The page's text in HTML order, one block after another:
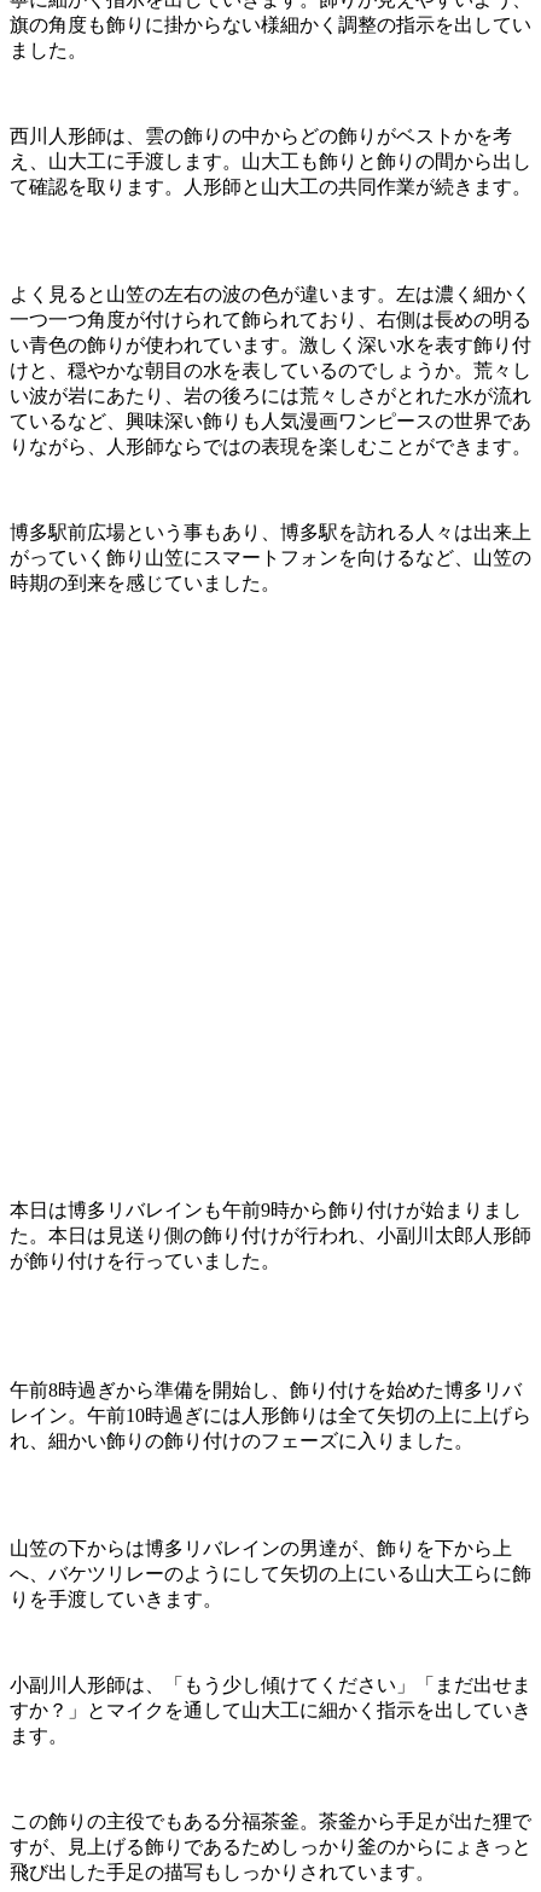
旗の角度も飾りに掛からない様細かく調整の指示を出してい
ました。
西川人形師は、雲の飾りの中からどの飾りがベストかを考
え、山大工に手渡します。山大工も飾りと飾りの間から出し
て確認を取ります。人形師と山大工の共同作業が続きます。
よく見ると山笠の左右の波の色が違います。左は濃く細かく
一つ一つ角度が付けられて飾られており、右側は長めの明る
い青色の飾りが使われています。激しく深い水を表す飾り付
けと、穏やかな朝目の水を表しているのでしょうか。荒々し
い波が岩にあたり、岩の後ろには荒々しさがとれた水が流れ
ているなど、興味深い飾りも人気漫画ワンピースの世界であ
りながら、人形師ならではの表現を楽しむことができます。
博多駅前広場という事もあり、博多駅を訪れる人々は出来上
がっていく飾り山笠にスマートフォンを向けるなど、山笠の
時期の到来を感じていました。
本日は博多リバレインも午前9時から飾り付けが始まりまし
た。本日は見送り側の飾り付けが行われ、小副川太郎人形師
が飾り付けを行っていました。
午前8時過ぎから準備を開始し、飾り付けを始めた博多リバ
レイン。午前10時過ぎには人形飾りは全て矢切の上に上げら
れ、細かい飾りの飾り付けのフェーズに入りました。
山笠の下からは博多リバレインの男達が、飾りを下から上
へ、バケツリレーのようにして矢切の上にいる山大工らに飾
りを手渡していきます。
小副川人形師は、「もう少し傾けてください」「まだ出せま
すか？」とマイクを通して山大工に細かく指示を出していき
ます。
この飾りの主役でもある分福茶釜。茶釜から手足が出た狸で
すが、見上げる飾りであるためしっかり釜のからにょきっと
飛び出した手足の描写もしっかりされています。